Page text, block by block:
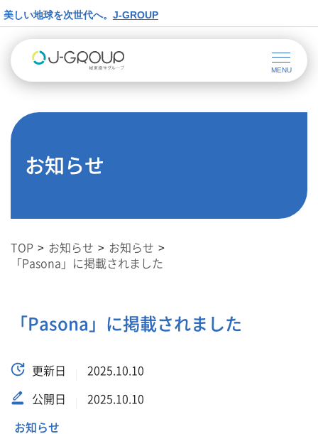
美しい地球を次世代へ。 J-GROUP
お知らせ
TOP お知らせ
お知らせ
「Pasona」に掲載されました
「Pasona」に掲載されました
更新日 2025.10.10
公開日 2025.10.10
お知らせ